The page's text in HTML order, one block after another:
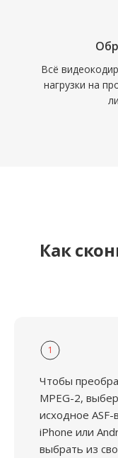
кабельные и
миллиарды
Всё
нагрузки на
Как
1
Чтобы
MPEG-2,
исходное
iPhone или
выбрать из